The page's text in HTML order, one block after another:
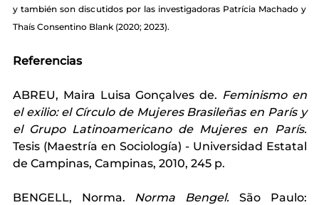
y también son discutidos por las investigadoras Patrícia Machado y
Thaís Consentino Blank (2020; 2023).
Referencias
ABREU, Maira Luisa Gonçalves de. Feminismo en
el exilio: el Círculo de Mujeres Brasileñas en París y
el Grupo Latinoamericano de Mujeres en París.
Tesis (Maestría en Sociología) - Universidad Estatal
de Campinas, Campinas, 2010, 245 p.
BENGELL, Norma. Norma Bengel.
São Paulo: